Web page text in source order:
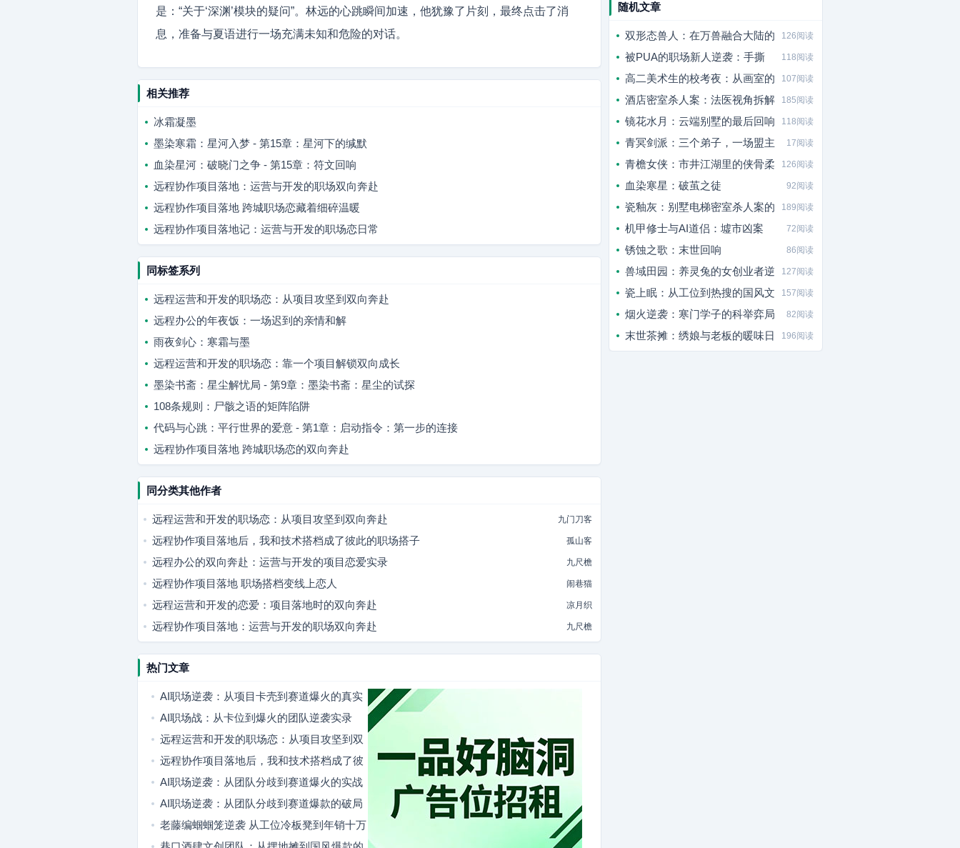
是：“关于‘深渊’模块的疑问”。林远的心跳瞬间加速，他犹豫了片刻，最终点击了消
息，准备与夏语进行一场充满未知和危险的对话。
相关推荐
冰霜凝墨
墨染寒霜：星河入梦 - 第15章：星河下的缄默
血染星河：破晓门之争 - 第15章：符文回响
远程协作项目落地：运营与开发的职场双向奔赴
远程协作项目落地 跨城职场恋藏着细碎温暖
远程协作项目落地记：运营与开发的职场恋日常
同标签系列
远程运营和开发的职场恋：从项目攻坚到双向奔赴
远程办公的年夜饭：一场迟到的亲情和解
雨夜剑心：寒霜与墨
远程运营和开发的职场恋：靠一个项目解锁双向成长
墨染书斋：星尘解忧局 - 第9章：墨染书斋：星尘的试探
108条规则：尸骸之语的矩阵陷阱
代码与心跳：平行世界的爱意 - 第1章：启动指令：第一步的连接
远程协作项目落地 跨城职场恋的双向奔赴
同分类其他作者
远程运营和开发的职场恋：从项目攻坚到双向奔赴 九门刀客
远程协作项目落地后，我和技术搭档成了彼此的职场搭子 孤山客
远程办公的双向奔赴：运营与开发的项目恋爱实录 九尺檐
远程协作项目落地 职场搭档变线上恋人 闹巷猫
远程运营和开发的恋爱：项目落地时的双向奔赴 凉月织
远程协作项目落地：运营与开发的职场双向奔赴 九尺檐
热门文章
AI职场逆袭：从项目卡壳到赛道爆火的真实
博弈
AI职场战：从卡位到爆火的团队逆袭实录
远程运营和开发的职场恋：从项目攻坚到双
向奔赴
远程协作项目落地后，我和技术搭档成了彼
此的职场搭子
AI职场逆袭：从团队分歧到赛道爆火的实战
复盘
AI职场逆袭：从团队分歧到赛道爆款的破局
之路
老藤编蝈蝈笼逆袭 从工位冷板凳到年销十万
随机文章
双形态兽人：在万兽融合大陆的 126阅读
被PUA的职场新人逆袭：手撕 118阅读
高二美术生的校考夜：从画室的 107阅读
酒店密室杀人案：法医视角拆解 185阅读
镜花水月：云端别墅的最后回响 118阅读
青冥剑派：三个弟子，一场盟主 17阅读
青檐女侠：市井江湖里的侠骨柔 126阅读
血染寒星：破茧之徒 92阅读
瓷釉灰：别墅电梯密室杀人案的 189阅读
机甲修士与AI道侣：墟市凶案 72阅读
锈蚀之歌：末世回响 86阅读
兽域田园：养灵兔的女创业者逆 127阅读
瓷上眠：从工位到热搜的国风文 157阅读
烟火逆袭：寒门学子的科举弈局 82阅读
末世茶摊：绣娘与老板的暖味日 196阅读